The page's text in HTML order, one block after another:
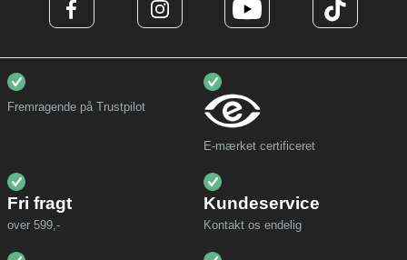
Fremragende på Trustpilot
E-mærket certificeret
Fri fragt
over 599,-
Kundeservice
Kontakt os endelig